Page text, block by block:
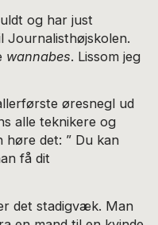
og har just
Journalisthøjskolen.
wannabes. Lissom jeg
øresnegl ud
alle teknikere og
høre det: ” Du kan
få dit
det stadigvæk. Man